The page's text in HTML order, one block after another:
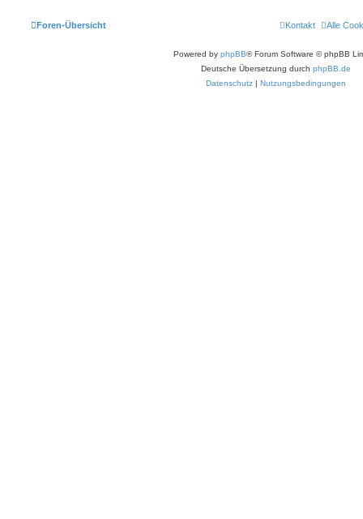
Foren-Übersicht Alle
Kontakt
Powered by phpBB® Forum Software © phpBB
Deutsche Übersetzung durch phpBB.de
Datenschutz | Nutzungsbedingungen